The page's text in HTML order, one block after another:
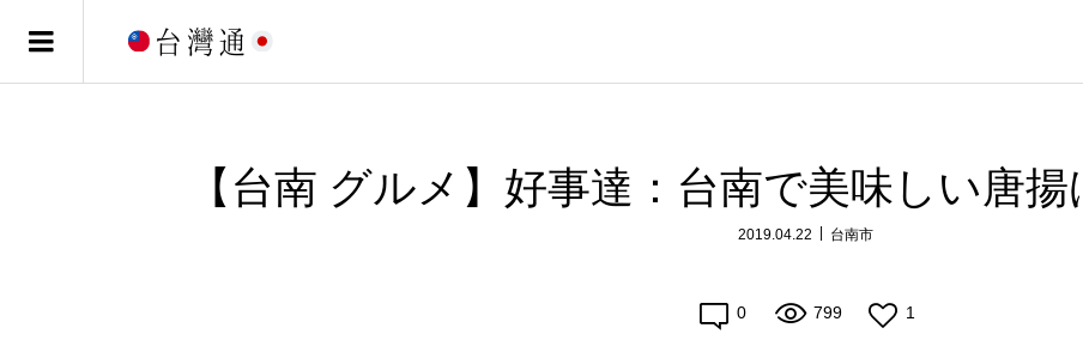
【台南 グルメ】好事達：台南で美味しい唐
2019.04.22 台南市
0 799 1